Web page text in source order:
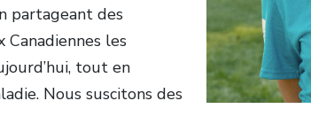
partageant des
Canadiennes les
tout en
Nous suscitons des